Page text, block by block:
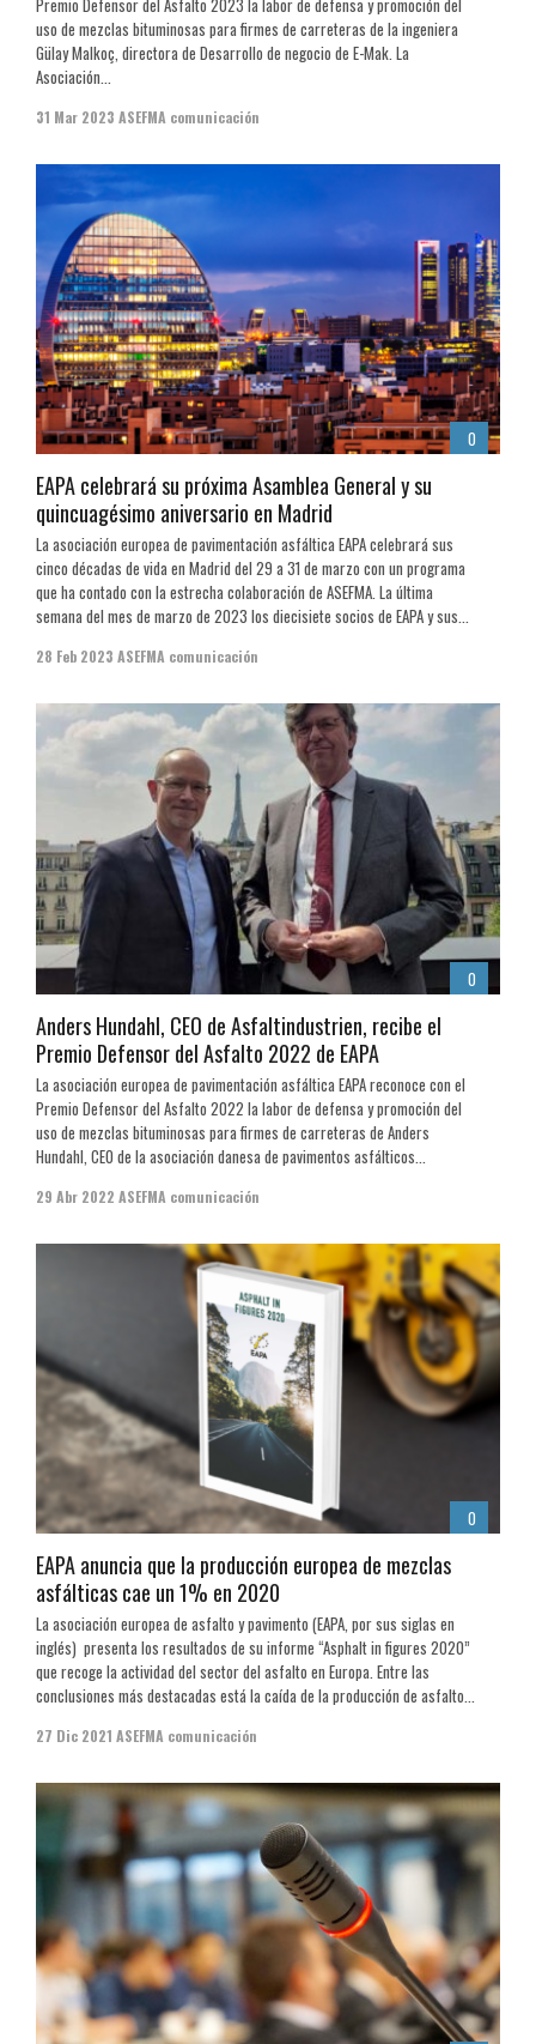
uso de mezclas bituminosas para firmes de carreteras de la ingeniera
Gülay Malkoç, directora de Desarrollo de negocio de E-Mak. La
Asociación...
31 Mar 2023 ASEFMA comunicación
0
EAPA celebrará su próxima Asamblea General y su
quincuagésimo aniversario en Madrid
La asociación europea de pavimentación asfáltica EAPA celebrará sus
cinco décadas de vida en Madrid del 29 a 31 de marzo con un programa
que ha contado con la estrecha colaboración de ASEFMA. La última
semana del mes de marzo de 2023 los diecisiete socios de EAPA y sus...
28 Feb 2023 ASEFMA comunicación
0
Anders Hundahl, CEO de Asfaltindustrien, recibe el
Premio Defensor del Asfalto 2022 de EAPA
La asociación europea de pavimentación asfáltica EAPA reconoce con el
Premio Defensor del Asfalto 2022 la labor de defensa y promoción del
uso de mezclas bituminosas para firmes de carreteras de Anders
Hundahl, CEO de la asociación danesa de pavimentos asfálticos...
29 Abr 2022 ASEFMA comunicación
0
EAPA anuncia que la producción europea de mezclas
asfálticas cae un 1% en 2020
La asociación europea de asfalto y pavimento (EAPA, por sus siglas en
inglés) presenta los resultados de su informe “Asphalt in figures 2020”
que recoge la actividad del sector del asfalto en Europa. Entre las
conclusiones más destacadas está la caída de la producción de asfalto...
27 Dic 2021 ASEFMA comunicación